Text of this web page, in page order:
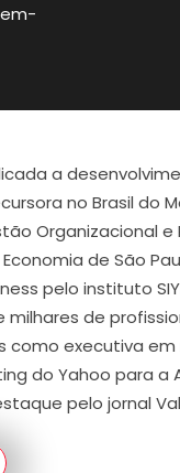
a
no Brasil do
Organizacional e
de São
pelo instituto
de
como executiva
do Yahoo para
pelo jornal